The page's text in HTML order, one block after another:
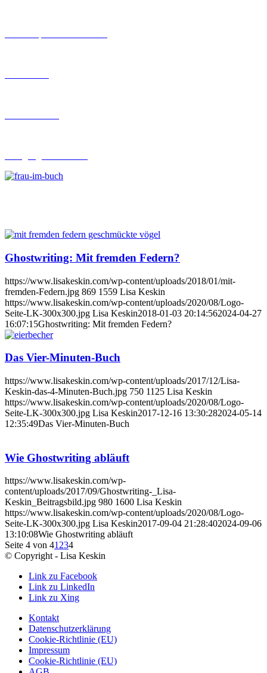
Ghostwriting: Mit fremden Federn?
https://www.lisakeskin.com/wp-content/uploads/2018/01/mit-
fremden-Federn.jpg 869 1559 Lisa Keskin
https://www.lisakeskin.com/wp-content/uploads/2020/08/Logo-
Seite-LK-300x300.jpg Lisa Keskin2018-01-03 20:14:562024-04-27
16:07:15Ghostwriting: Mit fremden Federn?
Das Vier-Minuten-Buch
https://www.lisakeskin.com/wp-content/uploads/2017/12/Lisa-
Keskin-das-4-Minuten-Buch.jpg 750 1125 Lisa Keskin
https://www.lisakeskin.com/wp-content/uploads/2020/08/Logo-
Seite-LK-300x300.jpg Lisa Keskin2017-12-16 13:30:282024-05-14
12:35:49Das Vier-Minuten-Buch
Wie Ghostwriting abläuft
https://www.lisakeskin.com/wp-
content/uploads/2017/09/Ghostwriting-_Lisa-
Keskin_Beitragsbild.jpg 980 1600 Lisa Keskin
https://www.lisakeskin.com/wp-content/uploads/2020/08/Logo-
Seite-LK-300x300.jpg Lisa Keskin2017-09-04 21:28:402024-09-06
13:10:08Wie Ghostwriting abläuft
Seite 4 von 41234
© Copyright - Lisa Keskin
Link zu Facebook
Link zu LinkedIn
Link zu Xing
Kontakt
Datenschutzerklärung
Cookie-Richtlinie (EU)
Impressum
Cookie-Richtlinie (EU)